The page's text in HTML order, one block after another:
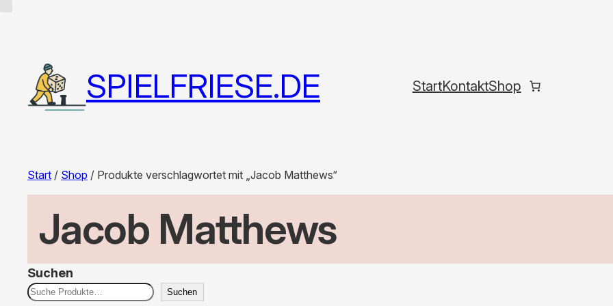
SPIELFRIESE.DE StartKontaktShop
Start / Shop / Produkte verschlagwortet mit „Jacob Matthews“
Jacob Matthews
Suchen
Suchen